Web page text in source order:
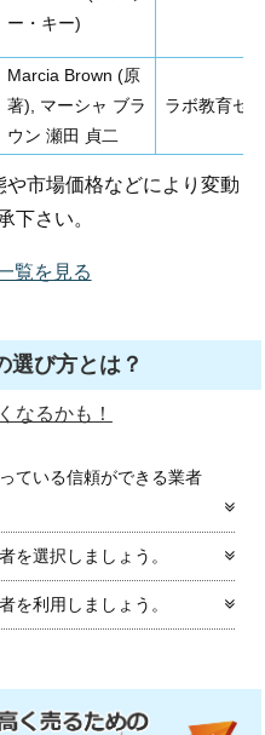
ー・キー)
Marcia Brown (原
著), マーシャ ブラ
ウン 瀬田 貞二
ラボ教育セ
市場価格などにより変動
下さい。
覧を見る
選び方とは？
なるかも！
ている信頼ができる業者
を選択しましょう。
を利用しましょう。